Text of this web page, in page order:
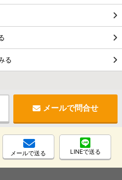
る
メールで問合せ
メールで送る LINEで送る